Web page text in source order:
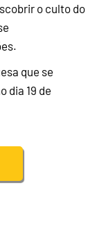
o culto do
que se
dia 19 de